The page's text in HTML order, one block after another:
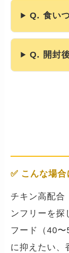
Q. 食い
Q. 開封
✅ こんな場
チキン高配合
ンフリーを探
フード（40〜
に抑えたい、